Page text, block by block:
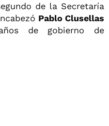
de la Secretaría
Pablo Clusellas
de gobierno de